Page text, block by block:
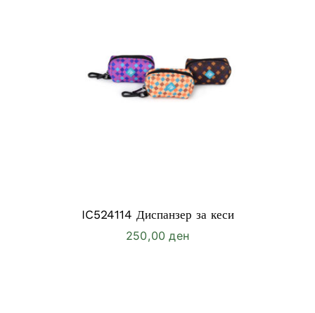
IC524114 Диспанзер за кеси
250,00ден